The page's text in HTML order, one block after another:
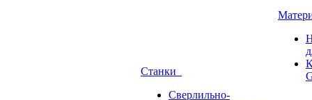
Станки
Сверлильно-